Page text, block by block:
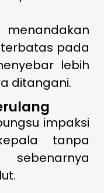
menandakan
pada
lebih
ditangani.
impaksi
tanpa
sebenarnya